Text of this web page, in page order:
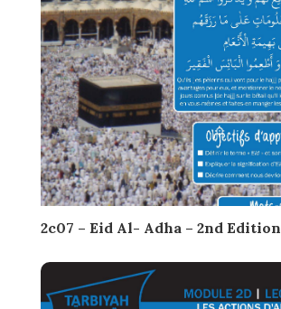
2c07 – Eid Al- Adha – 2nd Edition